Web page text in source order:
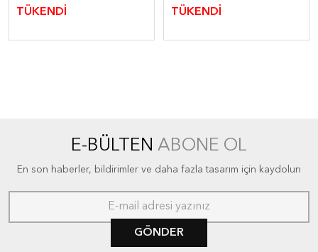
Kavanozu
TÜKENDİ
Tırtıl
TÜKENDİ
E-BÜLTEN ABONE OL
En son haberler, bildirimler ve daha fazla tasarım için kaydolun
GÖNDER